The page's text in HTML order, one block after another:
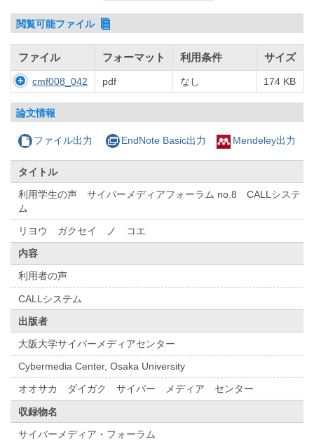
閲覧可能ファイル
ファイル フォーマット 利用条件 サイズ
cmf008_042 pdf なし 174 KB
論文情報
ファイル出力 EndNote Basic出力 Mendeley出力
タイトル
利用学生の声 サイバーメディアフォーラム no.8 CALLシステ
ム
リヨウ ガクセイ ノ コエ
内容
利用者の声
CALLシステム
出版者
大阪大学サイバーメディアセンター
Cybermedia Center, Osaka University
オオサカ ダイガク サイバー メディア センター
収録物名
サイバーメディア・フォーラム